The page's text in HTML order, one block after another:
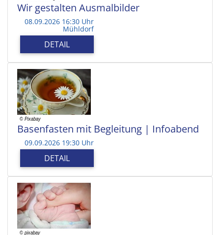
Wir gestalten Ausmalbilder
08.09.2026 16:30 Uhr
Mühldorf
DETAIL
Basenfasten mit Begleitung | Infoabend
09.09.2026 19:30 Uhr
DETAIL